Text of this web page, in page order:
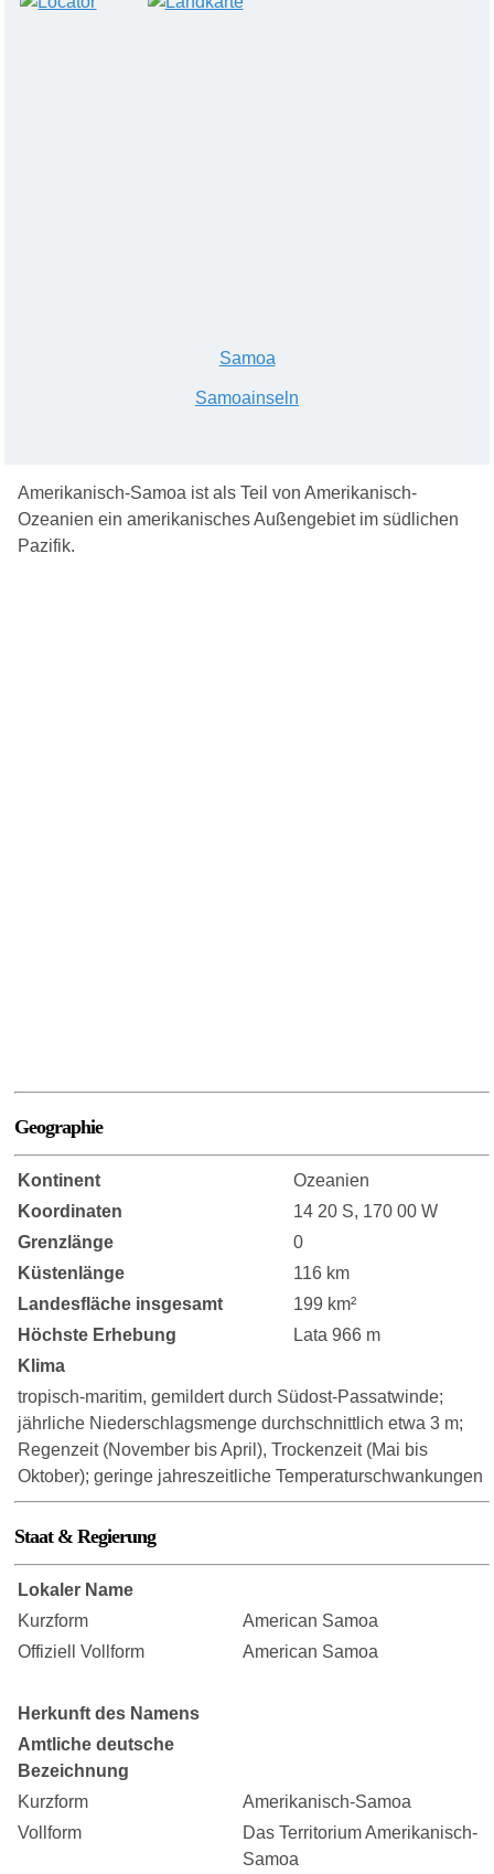
Samoa
Samoainseln
Amerikanisch-Samoa ist als Teil von Amerikanisch-
Ozeanien ein amerikanisches Außengebiet im südlichen
Pazifik.
Geographie
Kontinent
Ozeanien
Koordinaten
14 20 S, 170 00 W
Grenzlänge
0
Küstenlänge
116 km
Landesfläche insgesamt
199 km²
Höchste Erhebung
Lata 966 m
Klima
tropisch-maritim, gemildert durch Südost-Passatwinde;
jährliche Niederschlagsmenge durchschnittlich etwa 3 m;
Regenzeit (November bis April), Trockenzeit (Mai bis
Oktober); geringe jahreszeitliche Temperaturschwankungen
Staat & Regierung
Lokaler Name
Kurzform
American Samoa
Offiziell Vollform
American Samoa
Herkunft des Namens
Amtliche deutsche
Bezeichnung
Kurzform
Amerikanisch-Samoa
Vollform
Das Territorium Amerikanisch-
Samoa